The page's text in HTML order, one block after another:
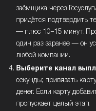
заёмщика через
придётся подтвердить
— плюс 10–15 минут.
один раз заранее — он
любой компании.
Выберите канал
секунды; привязать
денег. Если карту
пропускает целый этап.